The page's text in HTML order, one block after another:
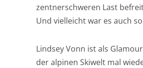
zentnerschweren Last
Und vielleicht war es auch
Lindsey Vonn ist als
der alpinen Skiwelt mal